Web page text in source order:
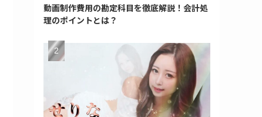
動画制作費用の勘定科目を徹底解説！会計処
理のポイントとは？